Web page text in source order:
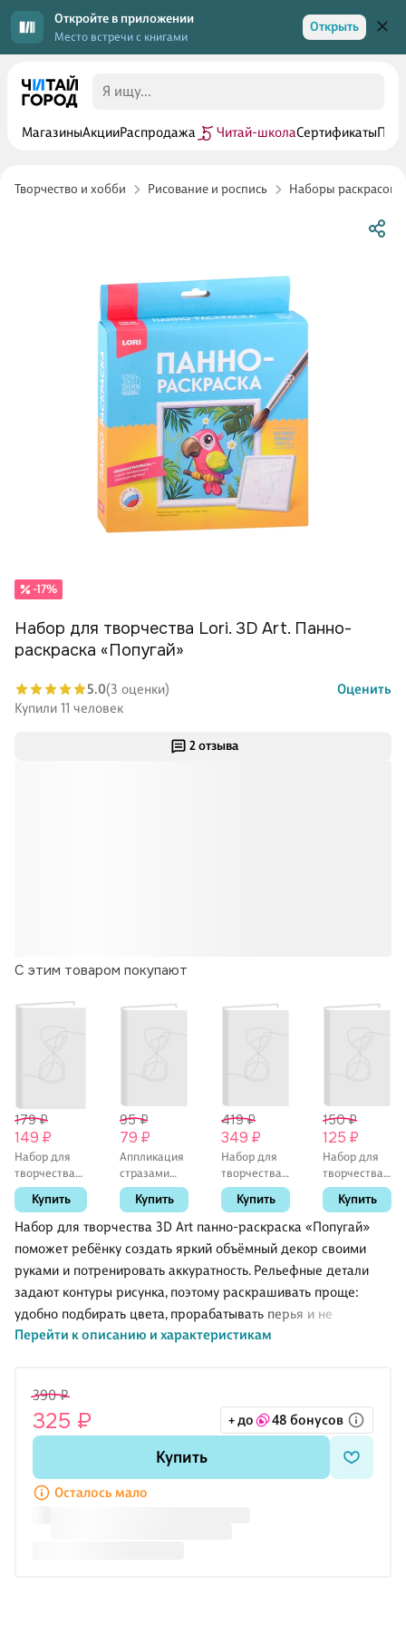
Откройте в приложении
Место встречи с книгами
Открыть
МагазиныАкцииРаспродажа Читай-школаСертификаты
Творчество и хобби Рисование и роспись Наборы раскрасок
2 отзыва
Набор для творчества 3D Art панно-раскраска «Попугай»
поможет ребёнку создать яркий объёмный декор своими
руками и потренировать аккуратность. Рельефные детали
задают контуры рисунка, поэтому раскрашивать проще:
удобно подбирать цвета, прорабатывать перья и не
выходить за границы. Занятие развивает мелкую моторику,
от 5 лет и станет хорошим вариантом для спокойного досуга
дома или подарка любителю птиц.
Перейти к описанию и характеристикам
С этим товаром покупают
179 ₽
149 ₽
Набор для
творчества
Lori. Гравюра
малая с
эффектом
голографии
«Принцессы
Disney/
Дисней.
Золушка»
Купить
95 ₽
79 ₽
Аппликация
стразами
Попугай
26х19см (орр)
Купить
419 ₽
349 ₽
Набор для
творчества
Lori. 3D Art.
Игрушка-
раскраска
«Кошечка»
Купить
150 ₽
125 ₽
Набор для
творчества.
Аппликация
"Попугай" (4
цв, 200 эл)
Купить
-17%
Набор для творчества Lori. 3D Art. Панно-
раскраска «Попугай»
5.0(3 оценки)
Оценить
Купили 11 человек
390 ₽
325 ₽ + до 48 бонусов
Купить
Осталось мало